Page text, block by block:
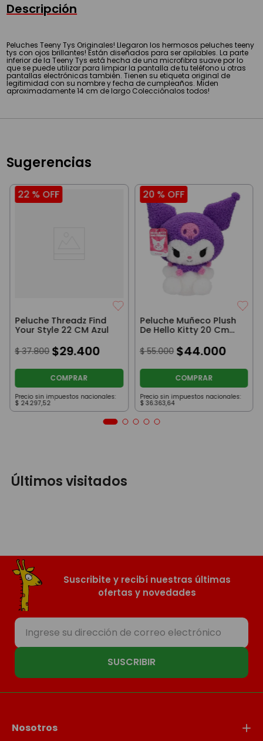
Descripción
Peluches Teeny Tys Originales! Llegaron los hermosos peluches teeny
tys con ojos brillantes! Están diseñados para ser apilables. La parte
inferior de la Teeny Tys está hecha de una microfibra suave por lo
que se puede utilizar para limpiar la pantalla de tu teléfono u otras
pantallas electrónicas también. Tienen su etiqueta original de
legitimidad con su nombre y fecha de cumpleaños. Miden
aproximadamente 14 cm de largo Colecciónalos todos!
Sugerencias
22 % OFF
Peluche Threadz Find
Your Style 22 CM Azul
$ 37.800 $29.400
COMPRAR
Precio sin impuestos nacionales:
$ 24.297,52
20 % OFF
Peluche Muñeco Plush
De Hello Kitty 20 Cm
Kuromi Violeta
$ 55.000 $44.000
COMPRAR
Precio sin impuestos nacionales:
$ 36.363,64
Últimos visitados
Suscribite y recibí nuestras últimas
ofertas y novedades
SUSCRIBIR
Nosotros